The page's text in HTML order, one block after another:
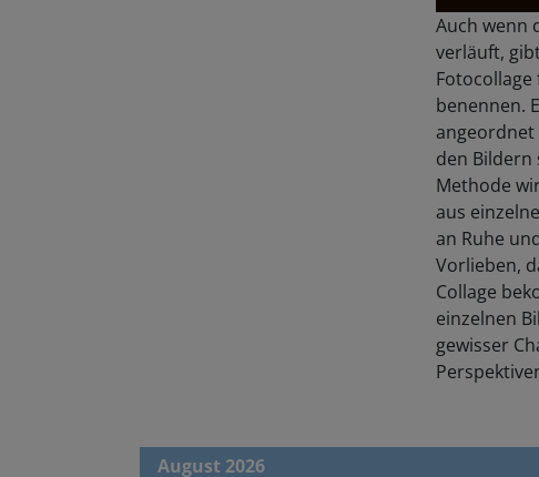
Auch wenn
verläuft,
Fotocollage
benennen.
angeordnet
den Bildern
Methode
aus
an Ruhe
Vorlieben,
Collage
einzelnen
gewisser
August 2026